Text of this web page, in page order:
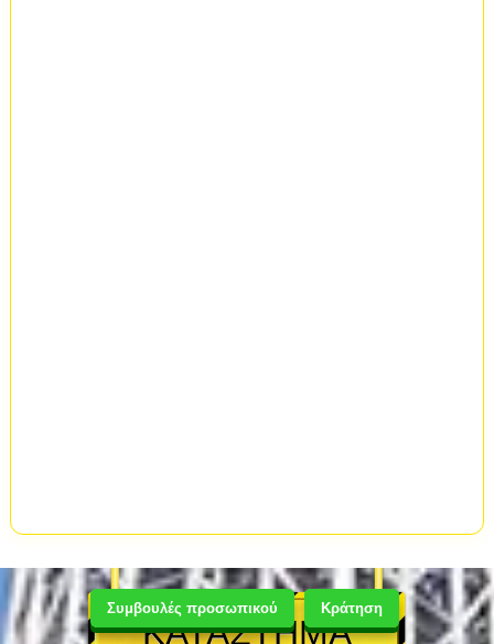
Συμβουλές προσωπικού Κράτηση
ΚΑΤΑΣΤΗΜΑ